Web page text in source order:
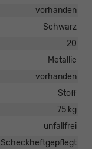
vorhanden
Schwarz
20
Metallic
vorhanden
Stoff
75 kg
unfallfrei
Scheckheftgepflegt